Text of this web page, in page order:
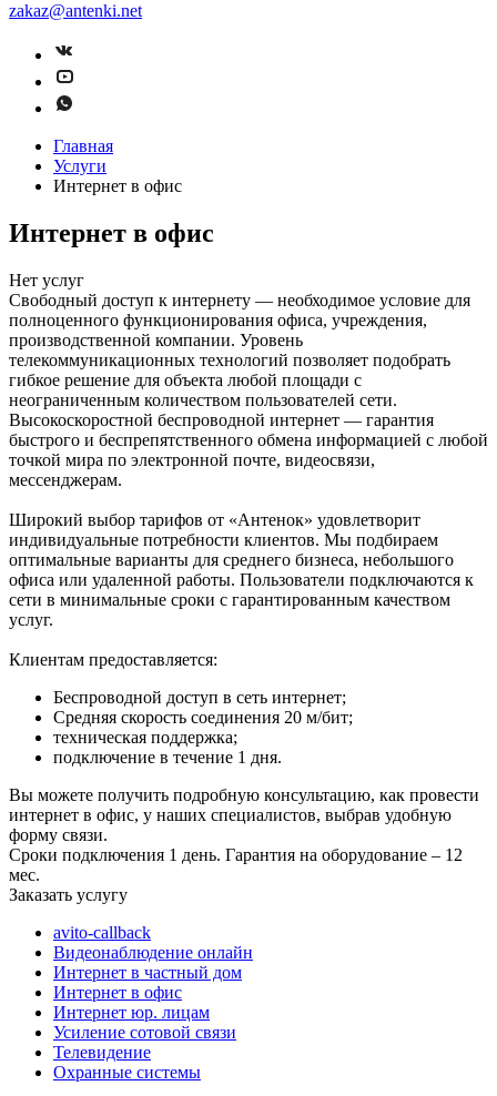
zakaz@antenki.net
Главная
Услуги
Интернет в офис
Интернет в офис
Нет услуг
Свободный доступ к интернету — необходимое условие для
полноценного функционирования офиса, учреждения,
производственной компании. Уровень
телекоммуникационных технологий позволяет подобрать
гибкое решение для объекта любой площади с
неограниченным количеством пользователей сети.
Высокоскоростной беспроводной интернет — гарантия
быстрого и беспрепятственного обмена информацией с любой
точкой мира по электронной почте, видеосвязи,
мессенджерам.
Широкий выбор тарифов от «Антенок» удовлетворит
индивидуальные потребности клиентов. Мы подбираем
оптимальные варианты для среднего бизнеса, небольшого
офиса или удаленной работы. Пользователи подключаются к
сети в минимальные сроки с гарантированным качеством
услуг.
Клиентам предоставляется:
Беспроводной доступ в сеть интернет;
Средняя скорость соединения 20 м/бит;
техническая поддержка;
подключение в течение 1 дня.
Вы можете получить подробную консультацию, как провести
интернет в офис, у наших специалистов, выбрав удобную
форму связи.
Сроки подключения 1 день. Гарантия на оборудование – 12
мес.
Заказать услугу
avito-callback
Видеонаблюдение онлайн
Интернет в частный дом
Интернет в офис
Интернет юр. лицам
Усиление сотовой связи
Телевидение
Охранные системы